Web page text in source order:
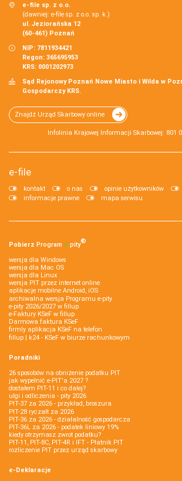
e-file sp. z o.o.
(dawniej: e-file sp. z o.o. sp. k.)
ul. Jeziorańska 12
(60-461) Poznań
NIP: 7811934421
Regon: 365695953
KRS: 0001202973
Sąd Rejonowy Poznań Nowe Miasto i Wilda w
Gospodarczy KRS.
Znajdź Urząd Skarbowy online
Infolinia Krajowej Informacji Skarbowej: 801
e-file
kontakt o nas opinie użytkowników
informacje prawne
mapa serwisu
Pobierz Program e‑pity®
wersja dla Windows
wersja dla Mac OS
wersja dla Linux
wersja PIT przez internet online
aplikacje mobilne Android, iOS
archiwalna wersja Programu e-pity
e-pity 2026/2027 w fillup
e‑Faktury KSeF w fillup
Darmowa faktura KSeF
firmly aplikacja KSeF na telefon
fillup | k24 - KSeF w biurze rachunkowym
Poradniki
26 sposobów na obniżenie podatku PIT
jak wypełnić e-PIT'a 2027 ?
dostałem PIT-11 i co dalej?
ulgi i odliczenia - pity 2026
PIT-37 za 2026 - przykład, broszura
PIT-28 ryczałt za 2026
PIT-36 za 2026 - działalność gospodarcza
PIT-36L za 2026 - podatek liniowy 19%
kiedy otrzymasz zwrot podatku?
PIT-11, PIT-8C, PIT-4R i IFT - Płatnik PIT
rozliczenie PIT przez urząd skarbowy
e-Deklaracje